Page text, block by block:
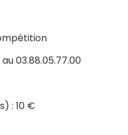
03.88.05.77.00
: 10 €